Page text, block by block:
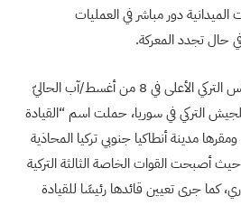
دور مباشر في العمليات
حال تجدد المعركة.
يدعم هذا الإعلان الأخير للمجلس التركي الأعلى في 8 من أغسط/آب الحاليّ
التركي في سوريا، حملت اسم “القيادة
مدينة أنطاكيا جنوبي تركيا المحاذية
أصبحت القوات الخاصة الثالثة التركية
كما جرى تعيين قائدها رئيسًا للقيادة